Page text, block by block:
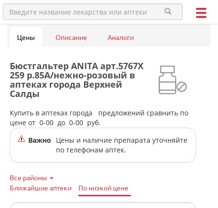
Цены Описание Аналоги
Бюстгальтер ANITA арт.5767X
259 р.85A/нежно-розовый в
аптеках города Верхней
Салды
Купить в аптеках города
предложений сравнить по
цене от 0-00 до 0-00 руб.
Важно
Цены и наличие препарата уточняйте
по телефонам аптек.
Все районы
Ближайшие аптеки
По низкой цене